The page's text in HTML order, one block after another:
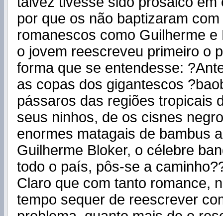
por que os não baptizaram
romanescos como Guilherme e
o jovem reescreveu primeiro o
forma que se entendesse:
as copas dos gigantescos
pássaros das regiões tropicais
seus ninhos, de os cisnes
enormes matagais de bambus
Guilherme Bloker, o célebre
todo o país, pôs-se a
Claro que com tanto romance,
tempo sequer de reescrever